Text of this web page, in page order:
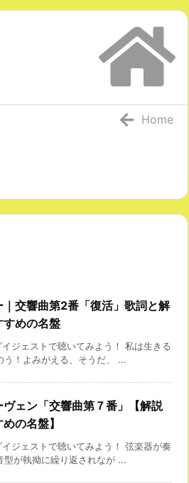
Home
｜交響曲第2番「復活」歌詞と解
すめの名盤
イジェストで聴いてみよう！ 私は生きる
う！よみがえる、そうだ、 ...
ヴェン「交響曲第７番」【解説
の名盤】
イジェストで聴いてみよう！ 弦楽器が奏
型が執拗に繰り返されなが ...